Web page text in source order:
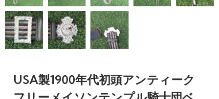
USA製1900年代初頭アンティーク